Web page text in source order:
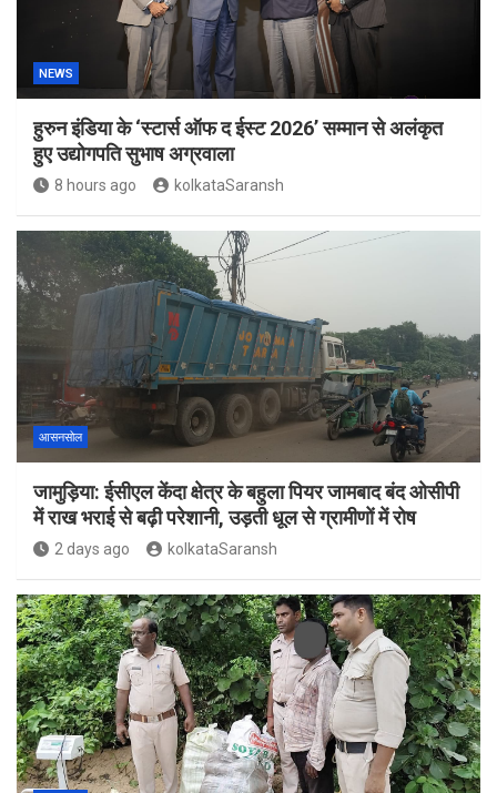
NEWS
हुरुन इंडिया के ‘स्टार्स ऑफ द ईस्ट 2026’ सम्मान से अलंकृत
हुए उद्योगपति सुभाष अग्रवाला
8 hours ago kolkataSaransh
आसनसोल
जामुड़िया: ईसीएल केंदा क्षेत्र के बहुला पियर जामबाद बंद ओसीपी
में राख भराई से बढ़ी परेशानी, उड़ती धूल से ग्रामीणों में रोष
2 days ago kolkataSaransh